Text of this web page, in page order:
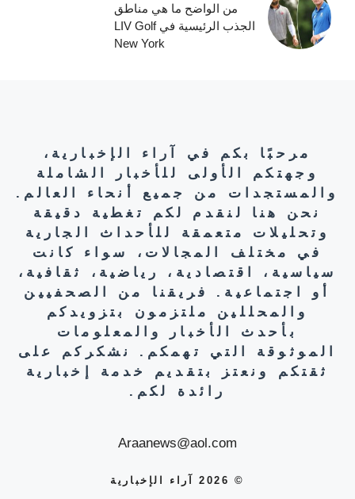
من الواضح ما هي مناطق
الجذب الرئيسية في LIV Golf
New York
مرحبًا بكم في آراء الإخبارية،
وجهتكم الأولى للأخبار الشاملة
والمستجدات من جميع أنحاء العالم.
نحن هنا لنقدم لكم تغطية دقيقة
وتحليلات متعمقة للأحداث الجارية
في مختلف المجالات، سواء كانت
سياسية، اقتصادية، رياضية، ثقافية،
أو اجتماعية. فريقنا من الصحفيين
والمحللين ملتزمون بتزويدكم
بأحدث الأخبار والمعلومات
الموثوقة التي تهمكم. نشكركم على
ثقتكم ونعتز بتقديم خدمة إخبارية
رائدة لكم.
Araanews@aol.com
© 2026 آراء الإخبارية